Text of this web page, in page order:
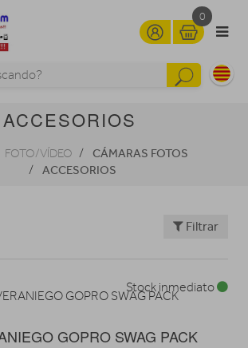
0
ACCESORIOS
FOTO/VÍDEO
CÁMARAS FOTOS
ACCESORIOS
Filtrar
GOPRO SWAG PACK
Stock inmediato